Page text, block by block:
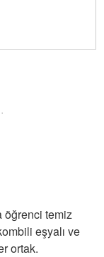
öğrenci temiz
eşyalı ve
ortak.